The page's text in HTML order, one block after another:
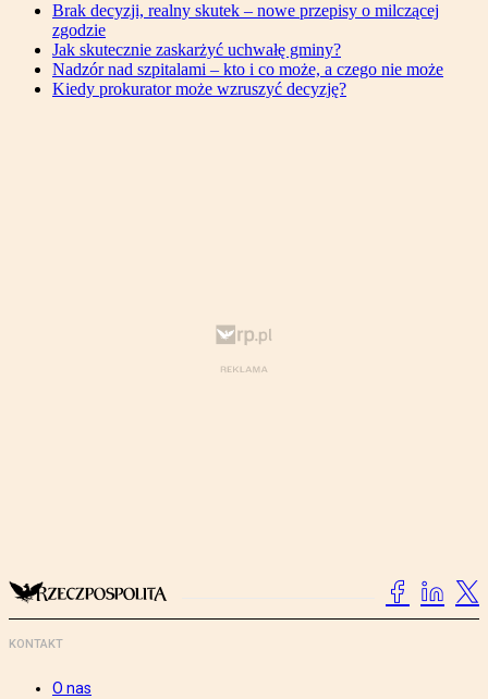
Brak decyzji, realny skutek – nowe przepisy o milczącej
zgodzie
Jak skutecznie zaskarżyć uchwałę gminy?
Nadzór nad szpitalami – kto i co może, a czego nie może
Kiedy prokurator może wzruszyć decyzję?
KONTAKT
O nas